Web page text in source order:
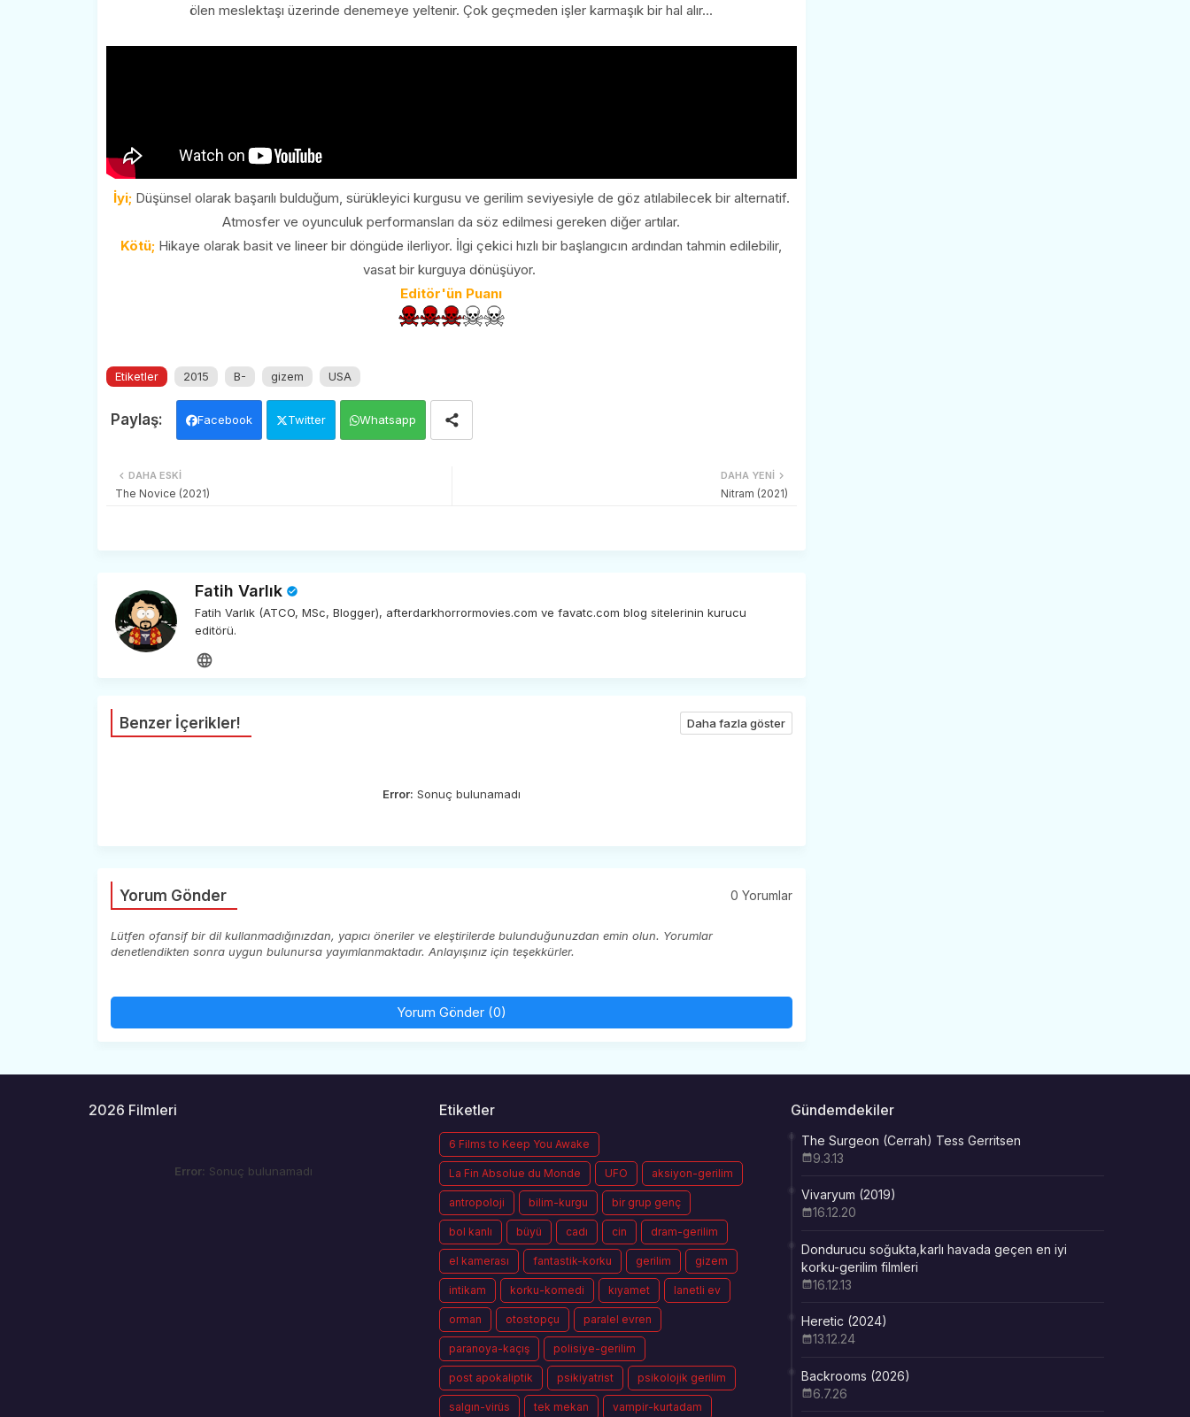
ölen meslektaşı üzerinde denemeye yeltenir. Çok geçmeden işler karmaşık bir hal alır...
İyi; Düşünsel olarak başarılı bulduğum, sürükleyici kurgusu ve gerilim seviyesiyle de göz atılabilecek bir alternatif.
Atmosfer ve oyunculuk performansları da söz edilmesi gereken diğer artılar.
Kötü; Hikaye olarak basit ve lineer bir döngüde ilerliyor. İlgi çekici hızlı bir başlangıcın ardından tahmin edilebilir,
vasat bir kurguya dönüşüyor.
Editör'ün Puanı
Etiketler 2015 B- gizem USA
Facebook Twitter Whatsapp
DAHA YENI
Nitram (2021)
DAHA ESKI
The Novice (2021)
Fatih Varlık
Fatih Varlık (ATCO, MSc, Blogger), afterdarkhorrormovies.com ve favatc.com blog sitelerinin kurucu
editörü.
Benzer İçerikler! Daha fazla göster
Error: Sonuç bulunamadı
Yorum Gönder 0 Yorumlar
Lütfen ofansif bir dil kullanmadığınızdan, yapıcı öneriler ve eleştirilerde bulunduğunuzdan emin olun. Yorumlar
denetlendikten sonra uygun bulunursa yayımlanmaktadır. Anlayışınız için teşekkürler.
Yorum Gönder (0)
2026 Filmleri
Error: Sonuç bulunamadı
Etiketler
6 Films to Keep You Awake
La Fin Absolue du Monde UFO aksiyon-gerilim
antropoloji bilim-kurgu bir grup genç
bol kanlı büyü cadı cin dram-gerilim
el kamerası fantastik-korku gerilim gizem
intikam korku-komedi kıyamet lanetli ev
orman otostopçu paralel evren
paranoya-kaçış polisiye-gerilim
post apokaliptik psikiyatrist psikolojik gerilim
salgın-virüs tek mekan vampir-kurtadam
Gündemdekiler
The Surgeon (Cerrah) Tess Gerritsen
9.3.13
Vivaryum (2019)
16.12.20
Dondurucu soğukta,karlı havada geçen en iyi
korku-gerilim filmleri
16.12.13
Heretic (2024)
13.12.24
Backrooms (2026)
6.7.26